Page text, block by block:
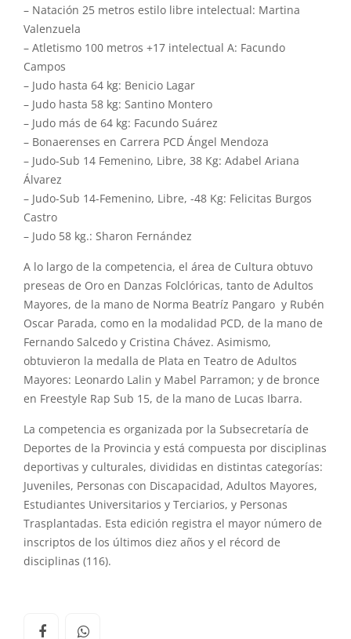
– Natación 25 metros estilo libre intelectual: Martina
Valenzuela
– Atletismo 100 metros +17 intelectual A: Facundo
Campos
– Judo hasta 64 kg: Benicio Lagar
– Judo hasta 58 kg: Santino Montero
– Judo más de 64 kg: Facundo Suárez
– Bonaerenses en Carrera PCD Ángel Mendoza
– Judo-Sub 14 Femenino, Libre, 38 Kg: Adabel Ariana
Álvarez
– Judo-Sub 14-Femenino, Libre, -48 Kg: Felicitas Burgos
Castro
– Judo 58 kg.: Sharon Fernández
A lo largo de la competencia, el área de Cultura obtuvo
preseas de Oro en Danzas Folclóricas, tanto de Adultos
Mayores, de la mano de Norma Beatríz Pangaro y Rubén
Oscar Parada, como en la modalidad PCD, de la mano de
Fernando Salcedo y Cristina Chávez. Asimismo,
obtuvieron la medalla de Plata en Teatro de Adultos
Mayores: Leonardo Lalin y Mabel Parramon; y de bronce
en Freestyle Rap Sub 15, de la mano de Lucas Ibarra.
La competencia es organizada por la Subsecretaría de
Deportes de la Provincia y está compuesta por disciplinas
deportivas y culturales, divididas en distintas categorías:
Juveniles, Personas con Discapacidad, Adultos Mayores,
Estudiantes Universitarios y Terciarios, y Personas
Trasplantadas. Esta edición registra el mayor número de
inscriptos de los últimos diez años y el récord de
disciplinas (116).